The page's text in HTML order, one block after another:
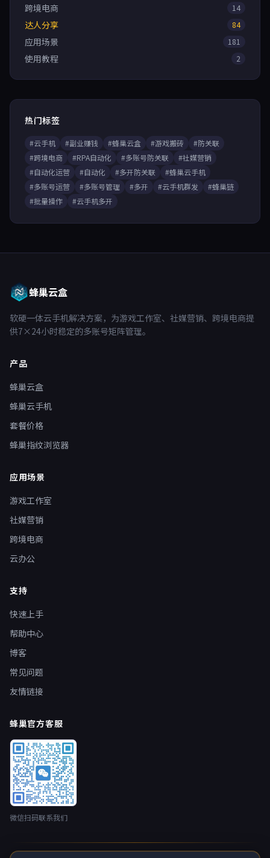
跨境电商 14
达人分享 84
应用场景 181
使用教程 2
热门标签
#云手机 #副业赚钱 #蜂巢云盒 #游戏搬砖
#防关联
#跨境电商
#RPA自动化 #多账号防关联
#社媒营销
#自动化运营
#自动化 #多开防关联
#蜂巢云手机
#多账号运营
#多账号管理 #多开 #云手机群发
#蜂巢链
#批量操作
#云手机多开
蜂巢云盒
软硬一体云手机解决方案，为游戏工作室、社媒营销、跨境电商提
供7×24小时稳定的多账号矩阵管理。
产品
蜂巢云盒
蜂巢云手机
套餐价格
蜂巢指纹浏览器
应用场景
游戏工作室
社媒营销
跨境电商
云办公
支持
快速上手
帮助中心
博客
常见问题
友情链接
蜂巢官方客服
微信扫码联系我们